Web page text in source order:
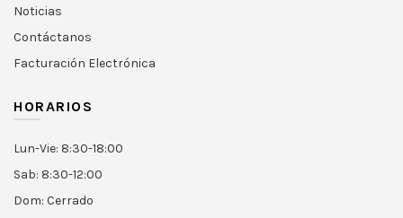
Noticias
Contáctanos
Facturación Electrónica
HORARIOS
Lun-Vie: 8:30-18:00
Sab: 8:30-12:00
Dom: Cerrado